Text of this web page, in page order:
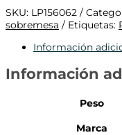
SKU: LP156062
sobremesa
Etiquetas:
Información
Información
Peso
Marca